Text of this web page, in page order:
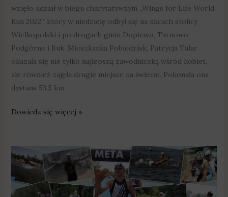
wzięło udział w biegu charytatywnym „Wings for Life World
Run 2022”, który w niedzielę odbył się na ulicach stolicy
Wielkopolski i po drogach gmin Dopiewo, Tarnowo
Podgórne i Buk. Mieszkanka Pobiedzisk, Patrycja Talar
okazała się nie tylko najlepszą zawodniczką wśród kobiet,
ale również zajęła drugie miejsce na świecie. Pokonała ona
dystans 53,5 km.
Dowiedz się więcej »
„Ludzie
żelaza”
zmierzą